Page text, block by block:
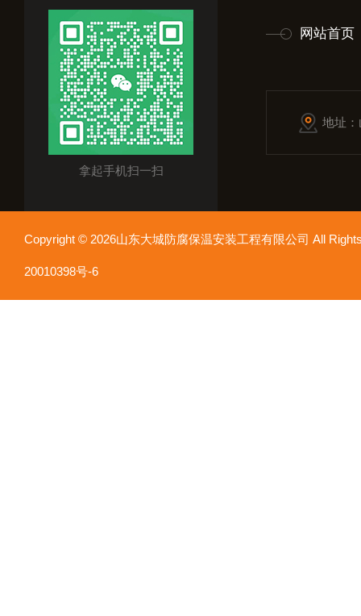
拿起手机扫一扫
网站首页
地址
Copyright © 2026山东大城防腐保温安装工程有限公司 All
20010398号-6